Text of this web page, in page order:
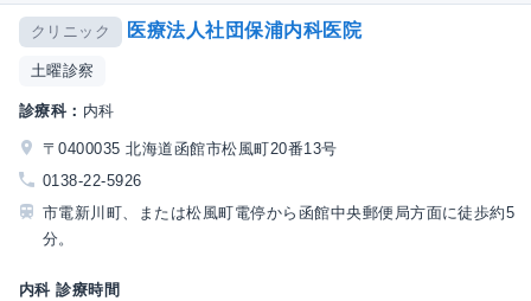
クリニック 医療法人社団保浦内科医院
土曜診察
診療科： 内科
〒0400035 北海道函館市松風町20番13号
0138-22-5926
市電新川町、または松風町電停から函館中央郵便局方面に徒歩約5
分。
内科 診療時間